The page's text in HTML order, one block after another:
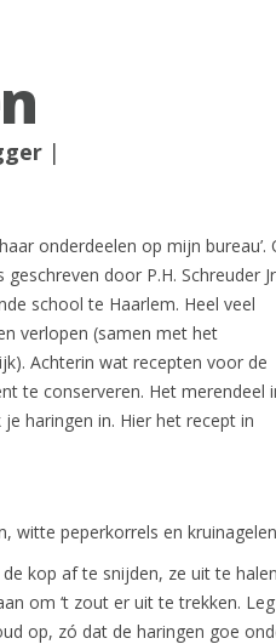
|
onderdeelen op mijn bureau’.
door P.H. Schreuder
school te Haarlem. Heel veel
verlopen (samen met het
Achterin wat recepten voor de
te conserveren. Het merendeel
haringen in. Hier het recept in
witte peperkorrels en
kop af te snijden, ze uit te halen
om ‘t zout er uit te trekken. Leg
op, zó dat de haringen goe